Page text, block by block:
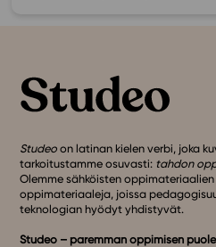
Studeo on latinan kielen verbi, joka
tarkoitustamme osuvasti: tahdon
Olemme sähköisten
oppimateriaaleja, joissa
teknologian hyödyt yhdistyvät.
Studeo – paremman oppimisen